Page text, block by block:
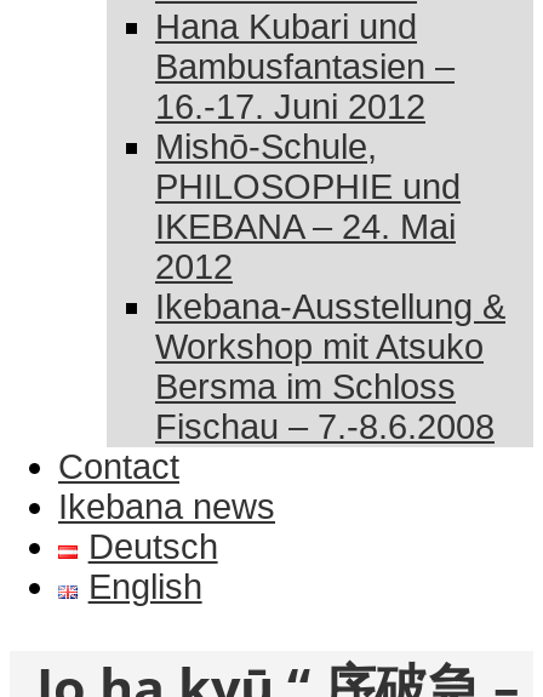
Hana Kubari und
Bambusfantasien –
16.-17. Juni 2012
Mishō-Schule,
PHILOSOPHIE und
IKEBANA – 24. Mai
2012
Ikebana-Ausstellung &
Workshop mit Atsuko
Bersma im Schloss
Fischau – 7.-8.6.2008
Contact
Ikebana news
Deutsch
English